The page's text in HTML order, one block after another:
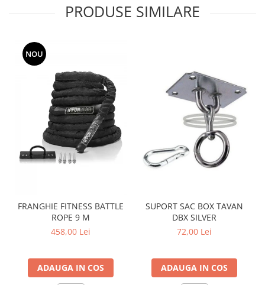
PRODUSE SIMILARE
NOU
FRANGHIE FITNESS BATTLE
ROPE 9 M
458,00 Lei
ADAUGA IN COS
SUPORT SAC BOX TAVAN
DBX SILVER
72,00 Lei
ADAUGA IN COS